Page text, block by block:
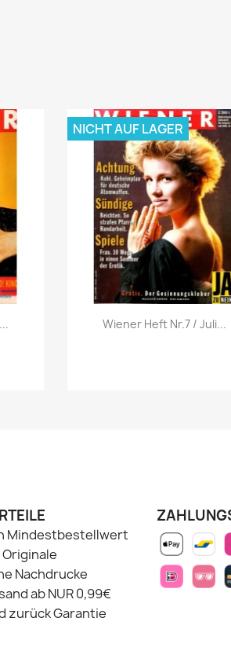
Vorschau
Wiener Heft Nr.7 / Juli...
NICHT AUF LAGER
Mindestbestellwert
Originale
Nachdrucke
ab NUR 0,99€
zurück Garantie